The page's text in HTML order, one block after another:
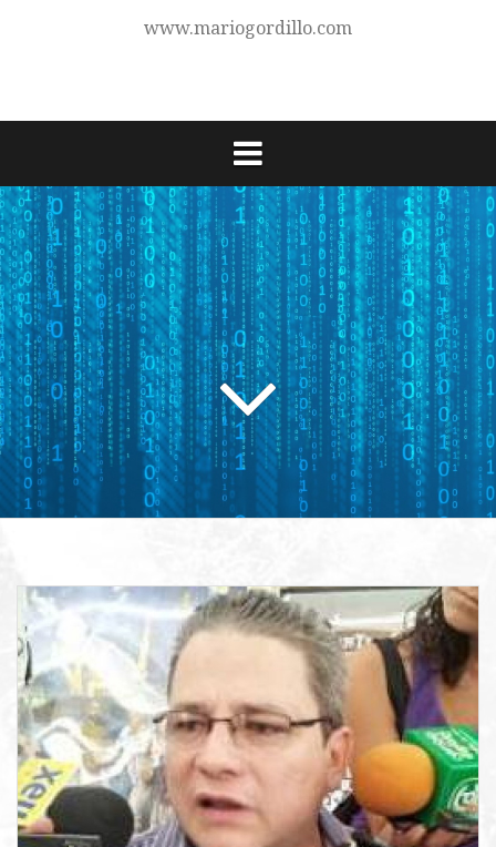
www.mariogordillo.com